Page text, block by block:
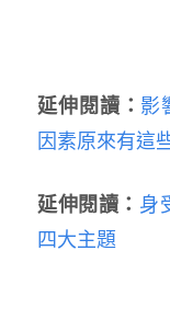
延伸閱讀： 影
因素原來有這
延伸閱讀： 身
四大主題